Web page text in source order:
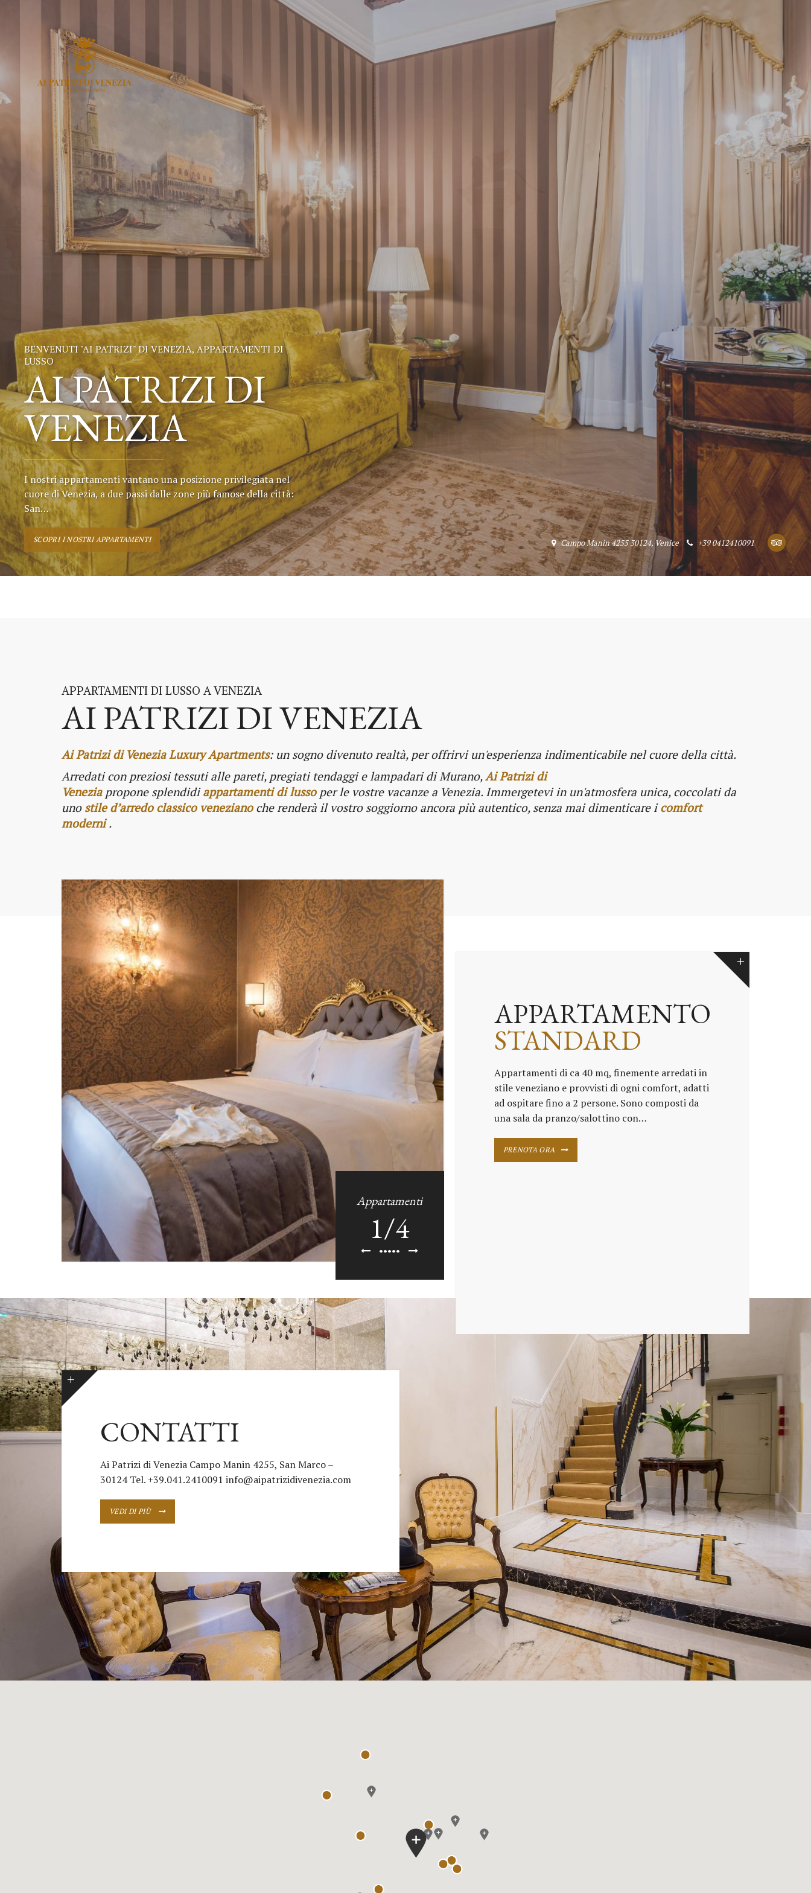
BENVENUTI "AI PATRIZI" DI VENEZIA, APPARTAMENTI DI
LUSSO
AI PATRIZI DI
VENEZIA
I nostri appartamenti vantano una posizione privilegiata nel
cuore di Venezia, a due passi dalle zone più famose della città:
San…
SCOPRI I NOSTRI APPARTAMENTI Campo Manin 4255 30124, Venice +39 0412410091
APPARTAMENTI DI LUSSO A VENEZIA
AI PATRIZI DI VENEZIA
Ai Patrizi di Venezia Luxury Apartments: un sogno divenuto realtà, per offrirvi un'esperienza indimenticabile nel cuore della città.
Arredati con preziosi tessuti alle pareti, pregiati tendaggi e lampadari di Murano,Ai Patrizi di
Venezia propone splendidiappartamenti di lusso per le vostre vacanze a Venezia. Immergetevi in un'atmosfera unica, coccolati da
uno stile d’arredo classico venezianoche renderà il vostro soggiorno ancora più autentico, senza mai dimenticare icomfort
moderni.
APPARTAMENTO
STANDARD
Appartamenti di ca 40 mq, finemente arredati in
stile veneziano e provvisti di ogni comfort, adatti
ad ospitare fino a 2 persone. Sono composti da
una sala da pranzo/salottino con…
PRENOTA ORA
Appartamenti
1/4
•••••
CONTATTI
Ai Patrizi di Venezia Campo Manin 4255, San Marco –
30124 Tel. +39.041.2410091 info@aipatrizidivenezia.com
VEDI DI PIÙ